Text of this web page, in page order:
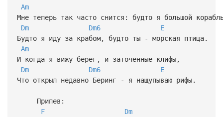
Am
Мне теперь так часто снится: будто я большой
Dm
Dm6
E
Будто я иду за крабом, будто ты - морская птица.
Am
И когда я вижу берег, и заточенные клифы,
Dm
Dm6
E
Что открыл недавно Беринг - я нащупываю рифы.
Припев:
F
Dm